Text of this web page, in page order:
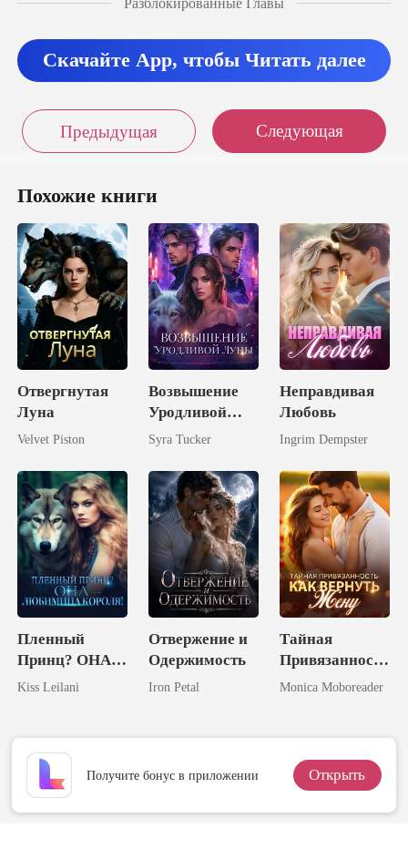
Скачайте App, чтобы Читать далее
Предыдущая Следующая
Похожие книги
Отвергнутая
Луна
Velvet Piston
Возвышение
Уродливой
Луны
Syra Tucker
Неправдивая
Любовь
Ingrim Dempster
Пленный
Принц? ОНА –
Любимица
Kiss Leilani
Отвержение и
Одержимость
Iron Petal
Тайная
Привязанность
: Как Вернуть
Monica Moboreader
Получите бонус в приложении Открыть